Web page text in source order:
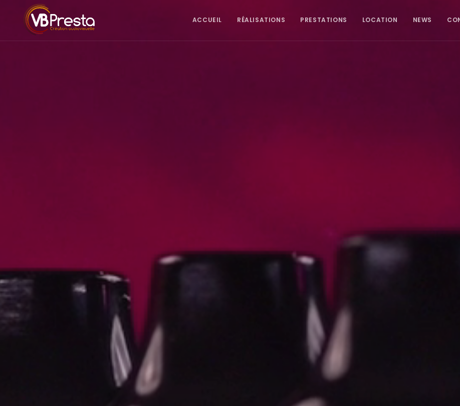
ACCUEIL RÉALISATIONS PRESTATIONS LOCATION NEWS